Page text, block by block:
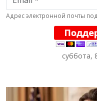
Адрес электронной почты
суббота,